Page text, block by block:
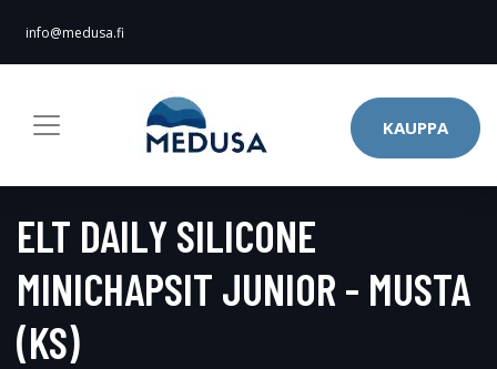
info@medusa.fi
KAUPPA
ELT DAILY SILICONE
MINICHAPSIT JUNIOR - MUSTA
(KS)